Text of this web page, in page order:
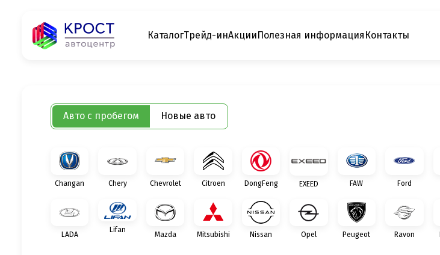
КаталогТрейд-инАкцииПолезная информация Контакты
Авто с пробегом Новые авто
Changan Chery Chevrolet Citroen DongFeng EXEED FAW Ford
LADA
Lifan
Mazda Mitsubishi Nissan Opel Peugeot Ravon